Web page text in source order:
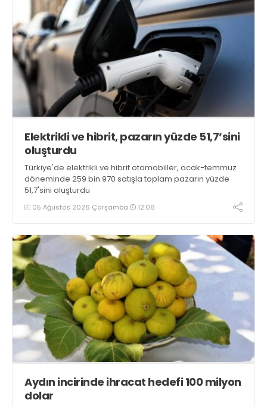
Elektrikli ve hibrit, pazarın yüzde 51,7’sini
oluşturdu
Türkiye'de elektrikli ve hibrit otomobiller, ocak-temmuz
döneminde 259 bin 970 satışla toplam pazarın yüzde
51,7'sini oluşturdu
05 Ağustos 2026 Çarşamba 12:06
Aydın incirinde ihracat hedefi 100 milyon
dolar